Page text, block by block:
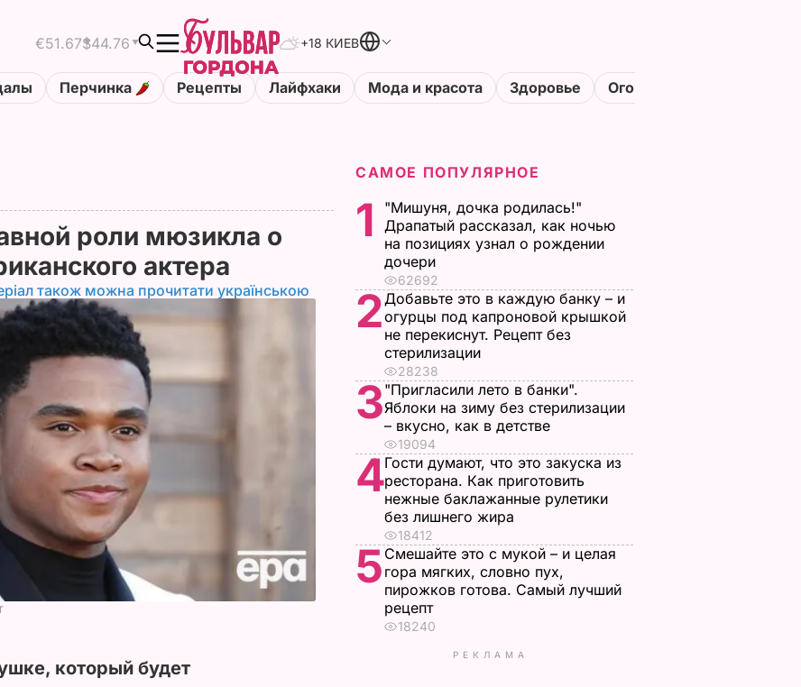
€51.67$44.76 +18 КИЕВ
Перчинка Рецепты Лайфхаки Мода и красота Здоровье Огороды
роли мюзикла о
актера
також можна прочитати українською
который будет
САМОЕ ПОПУЛЯРНОЕ
1
"Мишуня, дочка родилась!"
Драпатый рассказал, как ночью
на позициях узнал о рождении
дочери
62692
2Добавьте это в каждую банку – и
огурцы под капроновой крышкой
не перекиснут. Рецепт без
стерилизации
28238
3"Пригласили лето в банки".
Яблоки на зиму без стерилизации
– вкусно, как в детстве
19094
4Гости думают, что это закуска из
ресторана. Как приготовить
нежные баклажанные рулетики
без лишнего жира
18412
5 Смешайте это с мукой – и целая
гора мягких, словно пух,
пирожков готова. Самый лучший
рецепт
18240
РЕКЛАМА